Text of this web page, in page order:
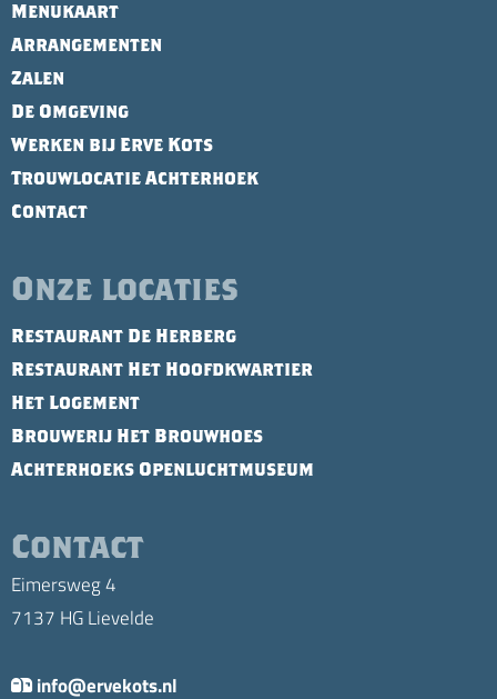
Menukaart
Arrangementen
Zalen
De Omgeving
Werken bij Erve Kots
Trouwlocatie Achterhoek
Contact
Onze locaties
Restaurant De Herberg
Restaurant Het Hoofdkwartier
Het Logement
Brouwerij Het Brouwhoes
Achterhoeks Openluchtmuseum
Contact
Eimersweg 4
7137 HG Lievelde
info@ervekots.nl